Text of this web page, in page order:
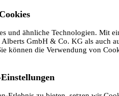
und ähnliche Technologien. Mit
GmbH & Co. KG als auch
können die Verwendung von